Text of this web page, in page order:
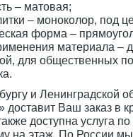
– матовая;
– моноколор, под
форма –
материала –
для общественных
и Ленинградской
доставит Ваш заказ в
доступна услуга по
на этаж. По России